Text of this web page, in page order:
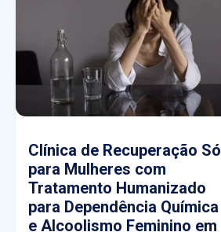
Clínica de Recuperação Só
para Mulheres com
Tratamento Humanizado
para Dependência Química
e Alcoolismo Feminino em